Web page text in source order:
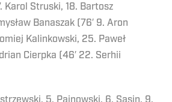
Karol Struski, 18. Bartosz
Banaszak (76′ 9. Aron
Kalinkowski, 25. Paweł
Cierpka (46′ 22. Serhii
5. Pajnowski, 6. Sasin, 9.